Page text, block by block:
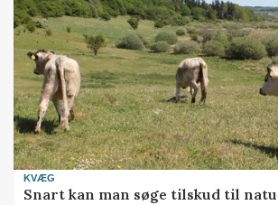
KVÆG
Snart kan man søge tilskud til